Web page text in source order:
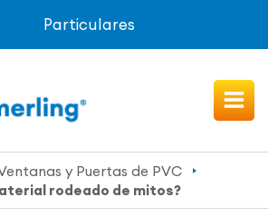
Particulares
y Puertas de PVC
rodeado de mitos?